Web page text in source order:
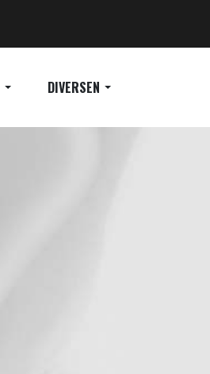
DIVERSEN